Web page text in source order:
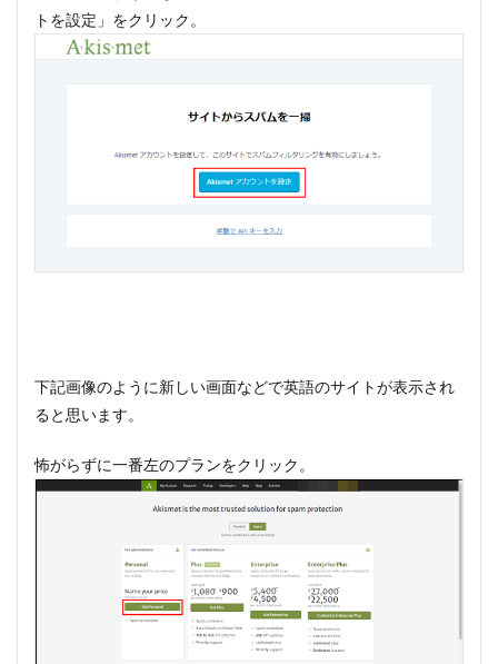
トを設定」をクリック。
下記画像のように新しい画面などで英語のサイトが表示され
ると思います。
怖がらずに一番左のプランをクリック。